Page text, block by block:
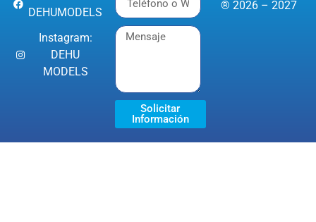
DEHUMODELS
Instagram:
DEHU
MODELS
Solicitar
Información
® 2026 – 2027